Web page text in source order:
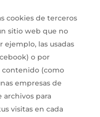
cookies de terceros
sitio web que no
ejemplo, las usadas
o por
(como
empresas de
archivos para
visitas en cada